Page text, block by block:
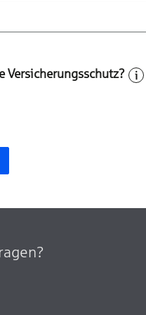
Versicherungsschutz?